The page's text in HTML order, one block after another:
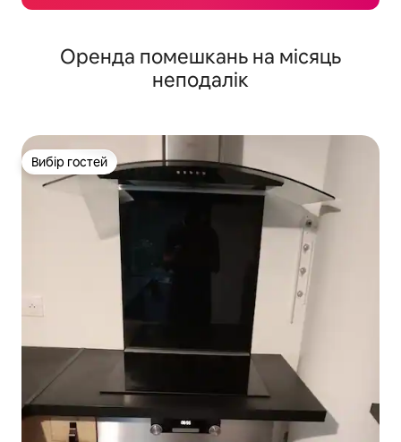
Оренда помешкань на місяць
неподалік
Вибір гостей
Вибір гостей